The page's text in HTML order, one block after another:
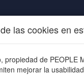
ÚNETE
las cookies en
propiedad de PEOPLE
mejorar la